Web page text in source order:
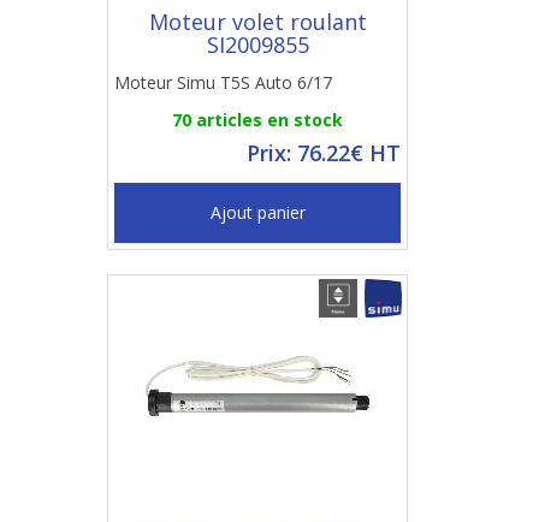
Moteur volet roulant
SI2009855
Moteur Simu T5S Auto 6/17
70 articles en stock
Prix: 76.22€ HT
Ajout panier